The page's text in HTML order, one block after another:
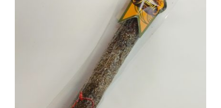
AÑADIR AL CARRITO